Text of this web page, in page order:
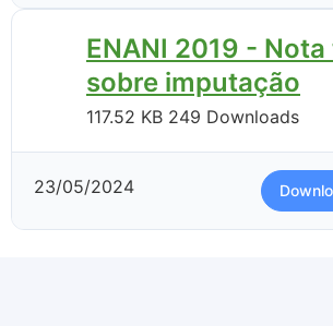
ENANI 2019 -
sobre imputação
117.52 KB 249 Downloads
23/05/2024